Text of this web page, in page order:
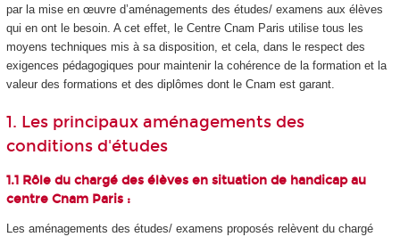
par la mise en œuvre d’aménagements des études/ examens aux élèves
qui en ont le besoin. A cet effet, le Centre Cnam Paris utilise tous les
moyens techniques mis à sa disposition, et cela, dans le respect des
exigences pédagogiques pour maintenir la cohérence de la formation et la
valeur des formations et des diplômes dont le Cnam est garant.
1. Les principaux aménagements des
conditions d'études
1.1 Rôle du chargé des élèves en situation de handicap au
centre Cnam Paris :
Les aménagements des études/ examens proposés relèvent du chargé